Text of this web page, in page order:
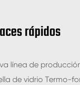
rápidos
línea de
de vidrio Termo-